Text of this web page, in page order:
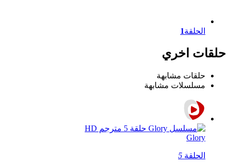
الحلقة1
حلقات اخري
حلقات مشابهة
مسلسلات مشابهة
Glory
الحلقة 5